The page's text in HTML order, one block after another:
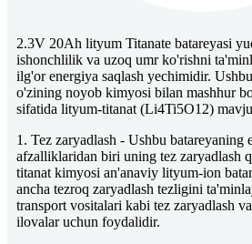
2.3V 20Ah lityum Titanate batareyasi
ishonchlilik va uzoq umr ko'rishni
ilg'or energiya saqlash yechimidir.
o'zining noyob kimyosi bilan mashhur
sifatida lityum-titanat (Li4Ti5O12)
1. Tez zaryadlash - Ushbu batareyaning
afzalliklaridan biri uning tez zaryadlash
titanat kimyosi an'anaviy lityum-ion
ancha tezroq zaryadlash tezligini
transport vositalari kabi tez zaryadlash
ilovalar uchun foydalidir.